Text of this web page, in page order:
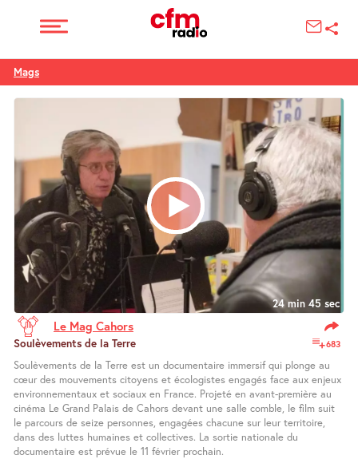
Mags
24 min 45 sec
Le Mag Cahors
683
Soulèvements de la Terre
Soulèvements de la Terre est un documentaire immersif qui plonge au
cœur des mouvements citoyens et écologistes engagés face aux enjeux
environnementaux et sociaux en France. Projeté en avant-première au
cinéma Le Grand Palais de Cahors devant une salle comble, le film suit
le parcours de seize personnes, engagées chacune sur leur territoire,
dans des luttes humaines et collectives. La sortie nationale du
documentaire est prévue le 11 février prochain.